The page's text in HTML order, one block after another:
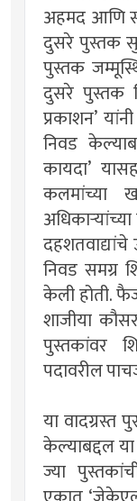
अहमद आणि
दुसरे पुस्तक
पुस्तक
दुसरे पुस्तक
प्रकाशन’
निवड
कायदा’
कलमांच्या
दहशतवाद्यांचे
निवड समग्र
केली होती.
शाजीया
पुस्तकांवर
पदावरील
या वादग्रस्त
केल्याबद्दल
ज्या